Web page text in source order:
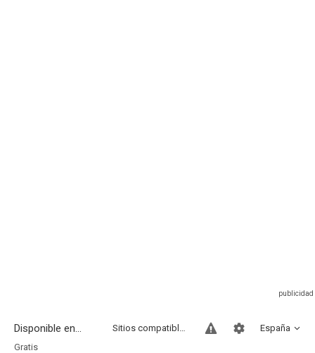
Disponible en... España
Sitios compatibles
Gratis